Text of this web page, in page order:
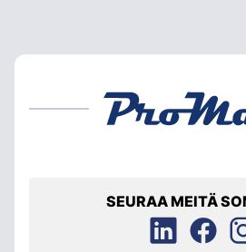
SEURAA MEITÄ